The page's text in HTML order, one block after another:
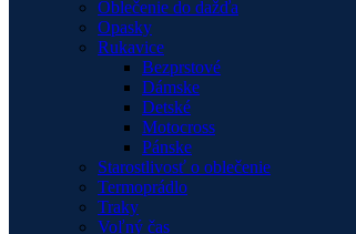
Oblečenie do dažďa
Opasky
Rukavice
Bezprstové
Dámske
Detské
Motocross
Pánske
Starostlivosť o oblečenie
Termoprádlo
Traky
Voľný čas